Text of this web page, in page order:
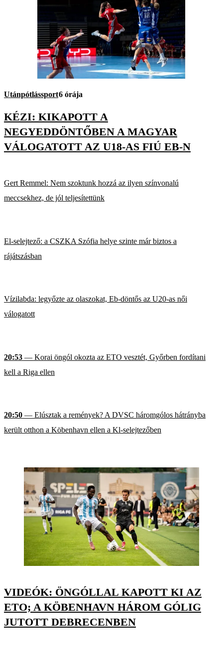
Utánpótlássport6 órája
KÉZI: KIKAPOTT A
NEGYEDDÖNTŐBEN A MAGYAR
VÁLOGATOTT AZ U18-AS FIÚ EB-N
Gert Remmel: Nem szoktunk hozzá az ilyen színvonalú
meccsekhez, de jól teljesítettünk
El-selejtező: a CSZKA Szófia helye szinte már biztos a
rájátszásban
Vízilabda: legyőzte az olaszokat, Eb-döntős az U20-as női
válogatott
20:53 — Korai öngól okozta az ETO vesztét, Győrben fordítani
kell a Riga ellen
20:50 — Elúsztak a remények? A DVSC háromgólos hátrányba
került otthon a Köbenhavn ellen a Kl-selejtezőben
VIDEÓK: ÖNGÓLLAL KAPOTT KI AZ
ETO; A KÖBENHAVN HÁROM GÓLIG
JUTOTT DEBRECENBEN